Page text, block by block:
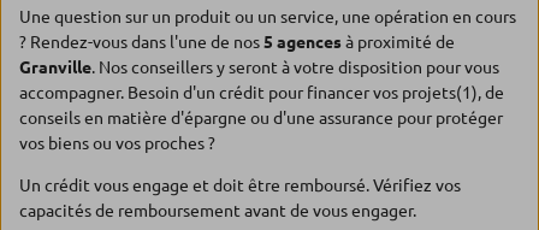
Une question sur un produit ou un service, une opération en cours
? Rendez-vous dans l'une de nos5 agencesà proximité de
Granville. Nos conseillers y seront à votre disposition pour vous
accompagner. Besoin d'un crédit pour financer vos projets(1), de
conseils en matière d'épargne ou d'une assurance pour protéger
vos biens ou vos proches ?
Un crédit vous engage et doit être remboursé. Vérifiez vos
capacités de remboursement avant de vous engager.